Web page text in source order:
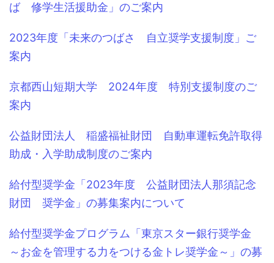
ば 修学生活援助金」のご案内
2023年度「未来のつばさ 自立奨学支援制度」ご
案内
京都西山短期大学 2024年度 特別支援制度のご
案内
公益財団法人 稲盛福祉財団 自動車運転免許取得
助成・入学助成制度のご案内
給付型奨学金「2023年度 公益財団法人那須記念
財団 奨学金」の募集案内について
給付型奨学金プログラム「東京スター銀行奨学金
～お金を管理する力をつける金トレ奨学金～」の募